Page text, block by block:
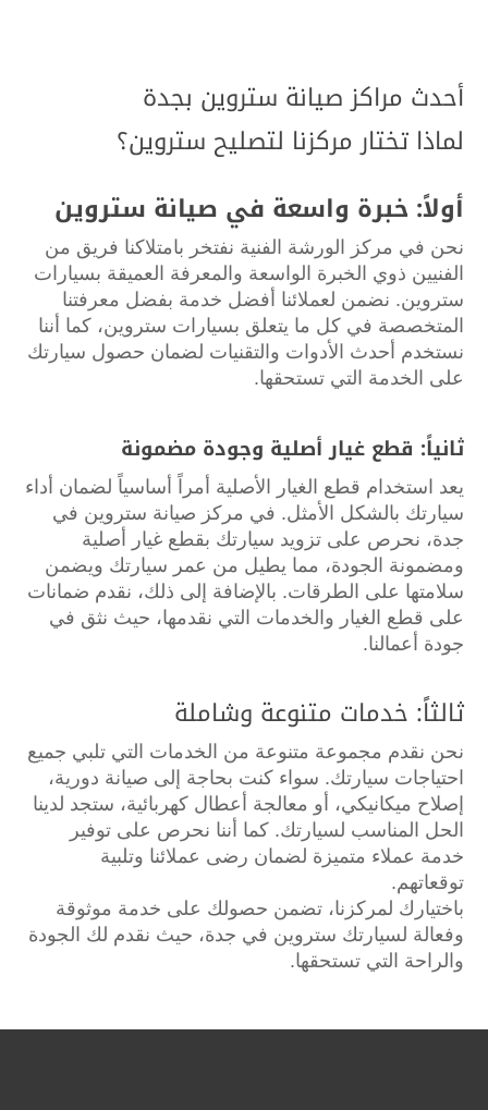
أحدث مراكز صيانة ستروين بجدة
لماذا تختار مركزنا لتصليح ستروين؟
أولاً: خبرة واسعة في صيانة ستروين
نحن في مركز الورشة الفنية نفتخر بامتلاكنا فريق من
الفنيين ذوي الخبرة الواسعة والمعرفة العميقة بسيارات
ستروين. نضمن لعملائنا أفضل خدمة بفضل معرفتنا
المتخصصة في كل ما يتعلق بسيارات ستروين، كما أننا
نستخدم أحدث الأدوات والتقنيات لضمان حصول سيارتك
على الخدمة التي تستحقها.
ثانياً: قطع غيار أصلية وجودة مضمونة
يعد استخدام قطع الغيار الأصلية أمراً أساسياً لضمان أداء
سيارتك بالشكل الأمثل. في مركز صيانة ستروين في
جدة، نحرص على تزويد سيارتك بقطع غيار أصلية
ومضمونة الجودة، مما يطيل من عمر سيارتك ويضمن
سلامتها على الطرقات. بالإضافة إلى ذلك، نقدم ضمانات
على قطع الغيار والخدمات التي نقدمها، حيث نثق في
جودة أعمالنا.
ثالثاً: خدمات متنوعة وشاملة
نحن نقدم مجموعة متنوعة من الخدمات التي تلبي جميع
احتياجات سيارتك. سواء كنت بحاجة إلى صيانة دورية،
إصلاح ميكانيكي، أو معالجة أعطال كهربائية، ستجد لدينا
الحل المناسب لسيارتك. كما أننا نحرص على توفير
خدمة عملاء متميزة لضمان رضى عملائنا وتلبية
توقعاتهم.
باختيارك لمركزنا، تضمن حصولك على خدمة موثوقة
وفعالة لسيارتك ستروين في جدة، حيث نقدم لك الجودة
والراحة التي تستحقها.